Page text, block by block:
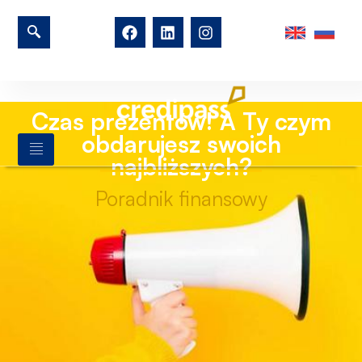
Czas prezentów! A Ty czym
obdarujesz swoich
najbliższych?
Poradnik finansowy